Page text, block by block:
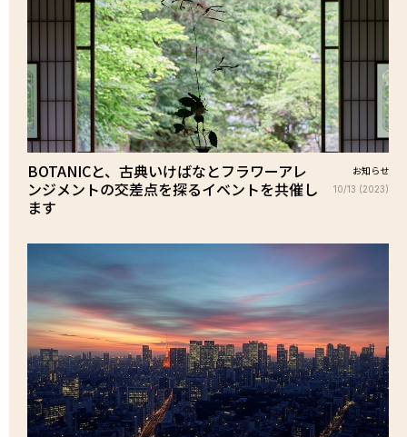
BOTANICと、古典いけばなとフラワーアレ
ンジメントの交差点を探るイベントを共催し
ます
お知らせ
10/13 (2023)